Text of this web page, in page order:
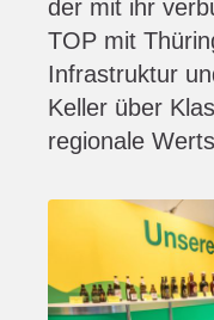
der mit ihr
TOP mit
Infrastruktur
Keller über
regionale